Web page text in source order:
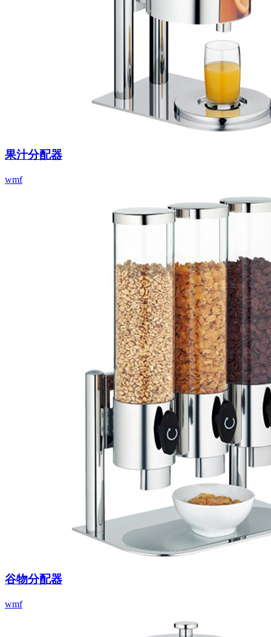
果汁分配器
wmf
谷物分配器
wmf